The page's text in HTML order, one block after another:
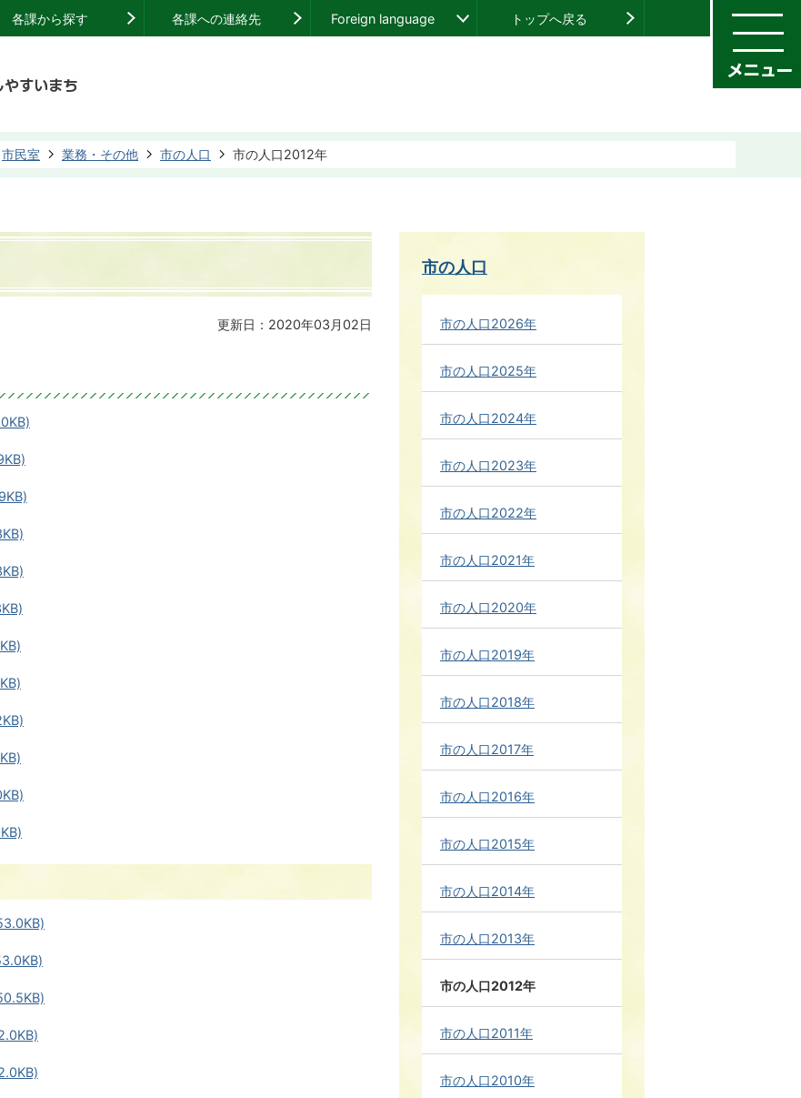
各課から探す 各課への連絡先 Foreign language トップへ戻る
市民室 業務・その他 市の人口 市の人口2012年
更新日：2020年03月02日
市の人口
市の人口2026年
市の人口2025年
市の人口2024年
市の人口2023年
市の人口2022年
市の人口2021年
市の人口2020年
市の人口2019年
市の人口2018年
市の人口2017年
市の人口2016年
市の人口2015年
市の人口2014年
市の人口2013年
市の人口2012年
市の人口2011年
市の人口2010年